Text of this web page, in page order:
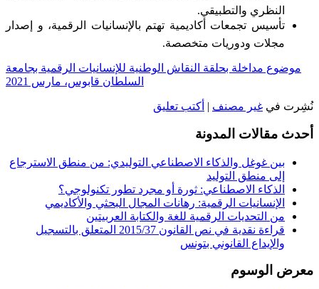
النظري والتطبيقي.
تأسيس تجمعات أكاديمية تهتم بالإنسانيات الرقمية، و إصدار
مجلات ودوريات متخصصة.
موضوع مداخلة بحلقة النقاش الوطنية للإنسانيات الرقمية بجامعة
السلطان قابوس، مارس 2021
نُشِرت في غير مصنف | أكتب تعليق
أحدث مقالات المدونة
بين غوغل والذكاء الاصطناعي التوليدي: من منطق الاسترجاع
إلى منطق التوليد
الذكاء الاصطناعي: ثورة أو مجرد تطور تكنولوجي؟
الإنسانيات الرقمية: رهانات المجال البحثي والأكاديمي
من التحديات الرقمية للغة والكتابة العربيتين
قراءة نقدية في نص القانون 2015/37 المتعلق بالتسجيل
والإيداع القانوني بتونس
معرض الوسوم